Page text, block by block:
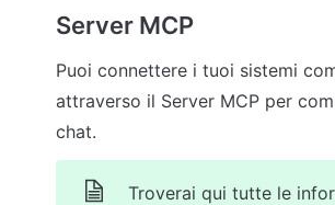
Server MCP
Puoi connettere i tuoi sistemi
attraverso il Server MCP per
Troverai qui tutte le